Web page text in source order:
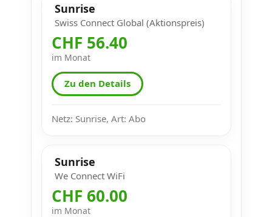
Sunrise
Swiss Connect Global (Aktionspreis)
CHF 56.40
im Monat
Zu den Details
Netz: Sunrise, Art: Abo
Sunrise
We Connect WiFi
CHF 60.00
im Monat